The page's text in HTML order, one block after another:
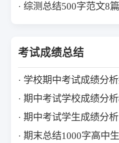
综测总结500字范文8篇
考试成绩总结
学校期中考试成绩分
期中考试学校成绩分
期中考试学生成绩分
期末总结1000字高中